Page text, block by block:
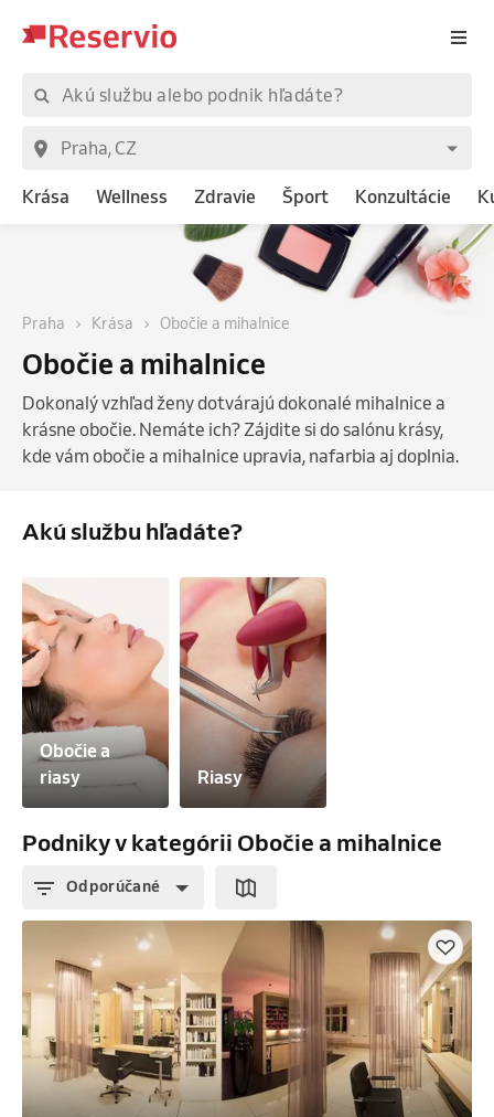
Krása Wellness Zdravie Šport Konzultácie
Praha Krása Obočie a mihalnice
Obočie a mihalnice
Dokonalý vzhľad ženy dotvárajú dokonalé mihalnice a
krásne obočie. Nemáte ich? Zájdite si do salónu krásy,
kde vám obočie a mihalnice upravia, nafarbia aj doplnia.
Akú službu hľadáte?
Obočie a
riasy
Riasy
Podniky v kategórii Obočie a mihalnice
Odporúčané